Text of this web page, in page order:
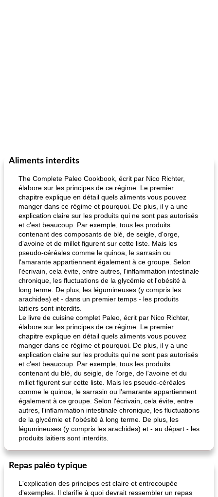
Aliments interdits
The Complete Paleo Cookbook, écrit par Nico Richter,
élabore sur les principes de ce régime. Le premier
chapitre explique en détail quels aliments vous pouvez
manger dans ce régime et pourquoi. De plus, il y a une
explication claire sur les produits qui ne sont pas autorisés
et c'est beaucoup. Par exemple, tous les produits
contenant des composants de blé, de seigle, d'orge,
d'avoine et de millet figurent sur cette liste. Mais les
pseudo-céréales comme le quinoa, le sarrasin ou
l'amarante appartiennent également à ce groupe. Selon
l'écrivain, cela évite, entre autres, l'inflammation intestinale
chronique, les fluctuations de la glycémie et l'obésité à
long terme. De plus, les légumineuses (y compris les
arachides) et - dans un premier temps - les produits
laitiers sont interdits.
Le livre de cuisine complet Paleo, écrit par Nico Richter,
élabore sur les principes de ce régime. Le premier
chapitre explique en détail quels aliments vous pouvez
manger dans ce régime et pourquoi. De plus, il y a une
explication claire sur les produits qui ne sont pas autorisés
et c'est beaucoup. Par exemple, tous les produits
contenant du blé, du seigle, de l'orge, de l'avoine et du
millet figurent sur cette liste. Mais les pseudo-céréales
comme le quinoa, le sarrasin ou l'amarante appartiennent
également à ce groupe. Selon l'écrivain, cela évite, entre
autres, l'inflammation intestinale chronique, les fluctuations
de la glycémie et l'obésité à long terme. De plus, les
légumineuses (y compris les arachides) et - au départ - les
produits laitiers sont interdits.
Repas paléo typique
L'explication des principes est claire et entrecoupée
d'exemples. Il clarifie à quoi devrait ressembler un repas